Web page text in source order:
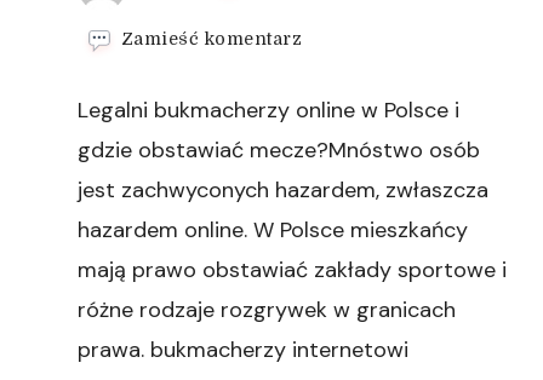
Zamieść komentarz
internetowi
zarejestrowani
Polsce
Legalni bukmacherzy online w Polsce i
gdzie obstawiać mecze?Mnóstwo osób
jest zachwyconych hazardem, zwłaszcza
hazardem online. W Polsce mieszkańcy
mają prawo obstawiać zakłady sportowe i
różne rodzaje rozgrywek w granicach
prawa. bukmacherzy internetowi